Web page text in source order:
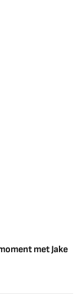
met Jake